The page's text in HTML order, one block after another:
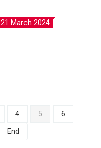
21 March 2024
4 5
6
End